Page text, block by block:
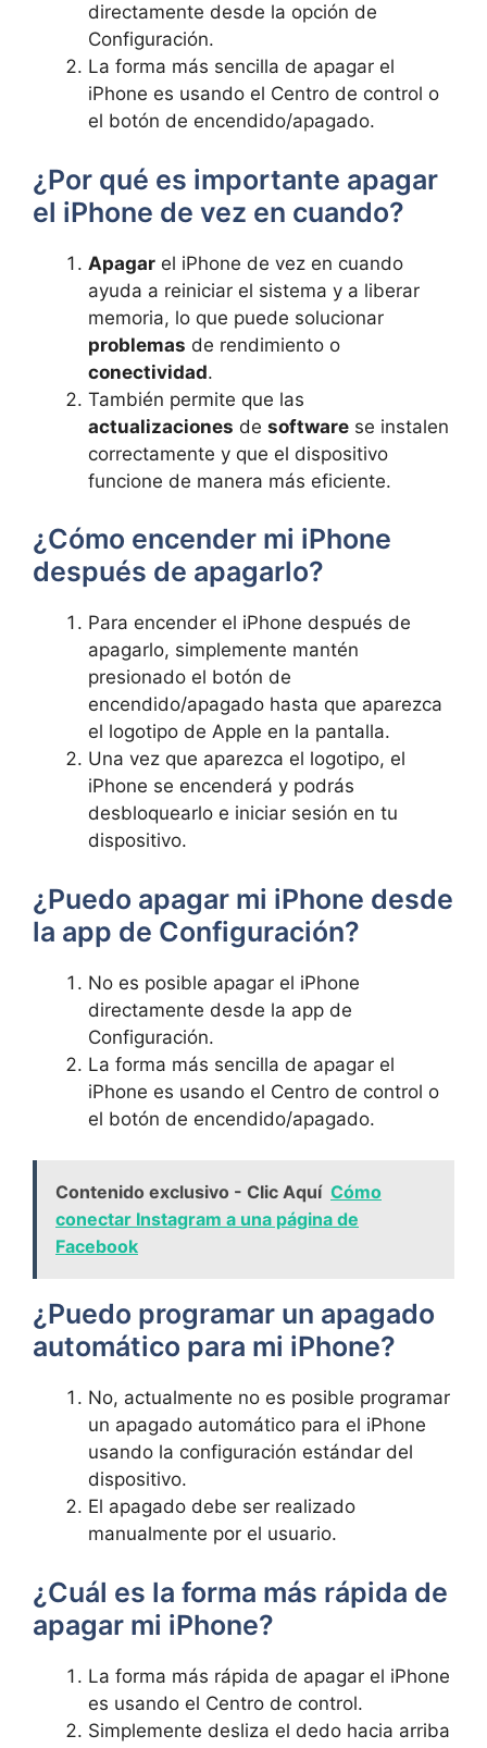
directamente desde la opción de
Configuración.
La forma‍ más ⁢sencilla de ‌apagar ⁣el
iPhone es usando el​ Centro de control o
el botón​ de encendido/apagado.
¿Por qué es importante apagar
el iPhone de vez en cuando?
Apagar el iPhone de vez en ‌cuando
ayuda a reiniciar el sistema y a ‍liberar
memoria, lo‍ que⁢ puede solucionar
problemas de rendimiento o
conectividad.
También permite que las
actualizaciones de software se instalen
correctamente ⁤y⁢ que el dispositivo
funcione de manera más‌ eficiente.
¿Cómo encender mi iPhone
después de apagarlo?
Para⁤ encender el⁣ iPhone después‌ de
apagarlo, ‍simplemente mantén
presionado el botón de‌
encendido/apagado hasta que aparezca
‍el logotipo⁣ de Apple en la pantalla. ⁢
Una vez ‍que aparezca el logotipo, el
iPhone‍ se encenderá y podrás⁤
desbloquearlo e iniciar ​sesión en tu‍
dispositivo.
¿Puedo apagar mi iPhone desde
la app ⁣de‍ Configuración?
No⁢ es⁤ posible apagar ‌el iPhone
directamente desde la app de
Configuración.
La ‌forma más sencilla de ​apagar el
iPhone es usando el Centro⁣ de control o
el botón de⁣ encendido/apagado.
Contenido exclusivo - Clic Aquí Cómo
conectar Instagram a una página de
Facebook
¿Puedo programar un apagado
automático para mi⁣ iPhone?
No, actualmente no es posible programar
un apagado automático para el iPhone
usando ​la configuración estándar del​
dispositivo. ⁣
El apagado debe ser realizado
manualmente por el usuario.
¿Cuál es la ‍forma más rápida de
apagar mi‍ iPhone?
La forma⁤ más⁣ rápida de apagar el⁤ iPhone
es​ usando el Centro de ​control.‌
Simplemente⁤ desliza el dedo hacia arriba